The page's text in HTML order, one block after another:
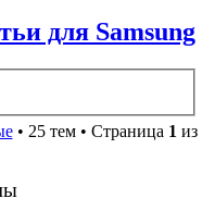
для Samsung
• 25 тем • Страница 1 из